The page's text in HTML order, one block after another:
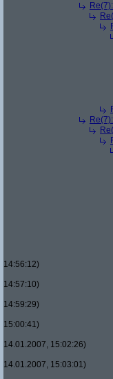
14:56:12)
14:57:10)
14:59:29)
15:00:41)
14.01.2007, 15:02:26)
14.01.2007, 15:03:01)